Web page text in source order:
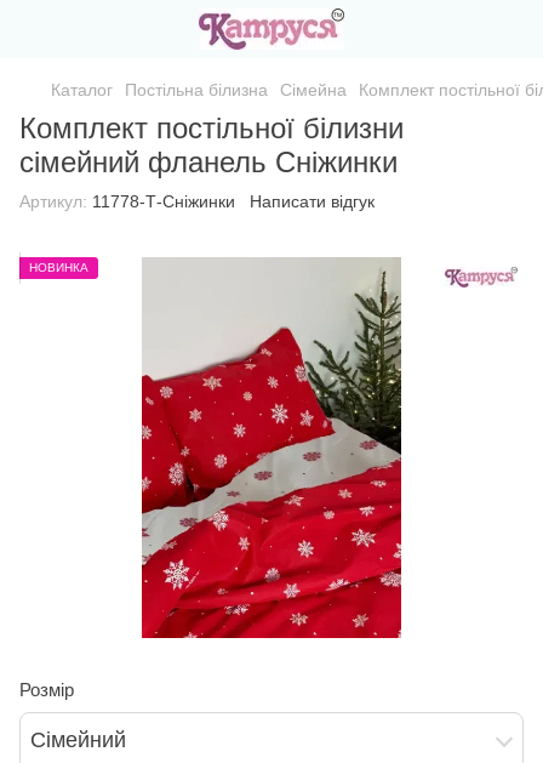
Каталог Постільна білизна Сімейна Комплект постільної
Комплект постільної білизни
сімейний фланель Сніжинки
Артикул: 11778-Т-Сніжинки Написати відгук
НОВИНКА
Розмір
Сімейний